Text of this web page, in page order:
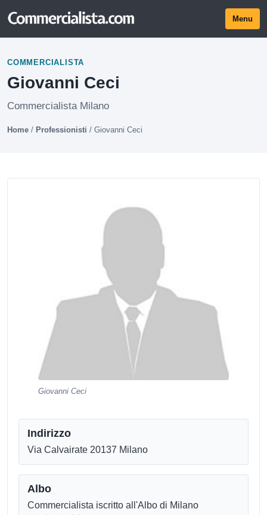
Menu
COMMERCIALISTA
Giovanni Ceci
Commercialista Milano
Home / Professionisti / Giovanni Ceci
Giovanni Ceci
Indirizzo
Via Calvairate 20137 Milano
Albo
Commercialista iscritto all'Albo di Milano